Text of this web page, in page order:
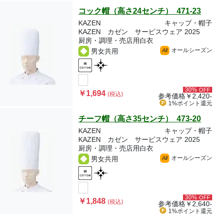
コック帽（高さ24センチ） 471-23
KAZEN
キャップ・帽子
KAZEN カゼン サービスウェア 2025
厨房・調理・売店用白衣
男女共用
All オールシーズン
￥1,694(税込)
30% OFF
参考価格￥2,420-
1%ポイント 還元
チーフ帽（高さ35センチ） 473-20
KAZEN
キャップ・帽子
KAZEN カゼン サービスウェア 2025
厨房・調理・売店用白衣
男女共用
All オールシーズン
￥1,848(税込)
30% OFF
参考価格￥2,640-
1%ポイント 還元